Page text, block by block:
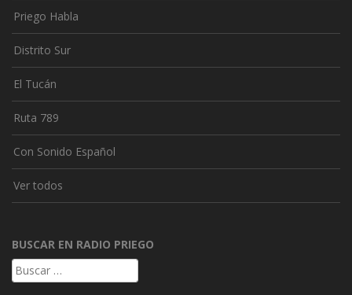
Priego Habla
Distrito Sur
El Tucán
Ruta 789
Con Sonido Español
Ver todos
BUSCAR EN RADIO PRIEGO
Buscar: